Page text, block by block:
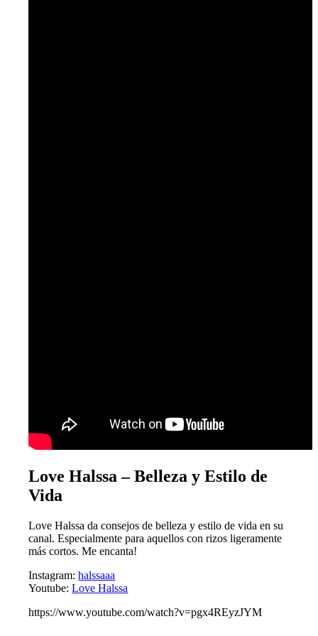
Love Halssa – Belleza y Estilo de
Vida
Love Halssa da consejos de belleza y estilo de vida en su
canal. Especialmente para aquellos con rizos ligeramente
más cortos. Me encanta!
Instagram:halssaaa
Youtube:Love Halssa
https://www.youtube.com/watch?v=pgx4REyzJYM